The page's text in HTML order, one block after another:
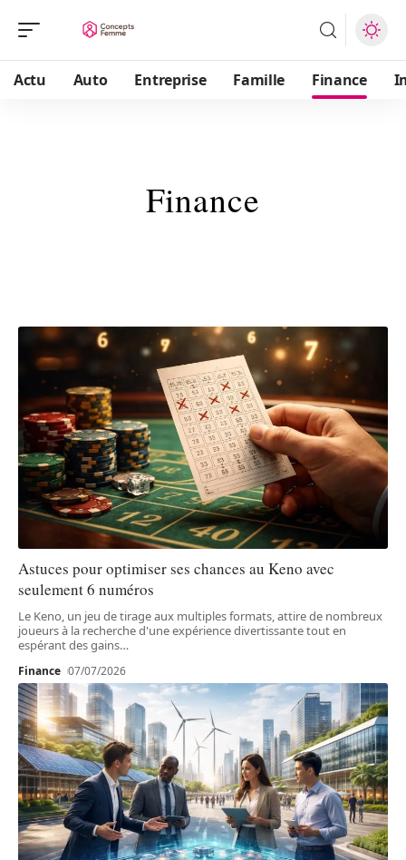
Actu Auto Entreprise Famille Finance
Finance
Astuces pour optimiser ses chances au Keno avec
seulement 6 numéros
Le Keno, un jeu de tirage aux multiples formats, attire de nombreux
joueurs à la recherche d'une expérience divertissante tout en
espérant des gains…
Finance 07/07/2026